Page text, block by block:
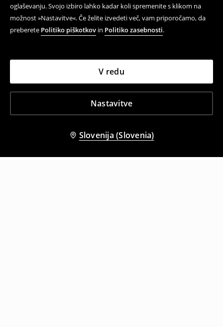
oglaševanju. Svojo izbiro lahko kadar koli spremenite s klikom na
možnost »Nastavitve«. Če želite izvedeti več, vam priporočamo, da
preberete Politiko piškotkov in Politiko zasebnosti.
Nastavitve
V redu
Slovenija (Slovenia)